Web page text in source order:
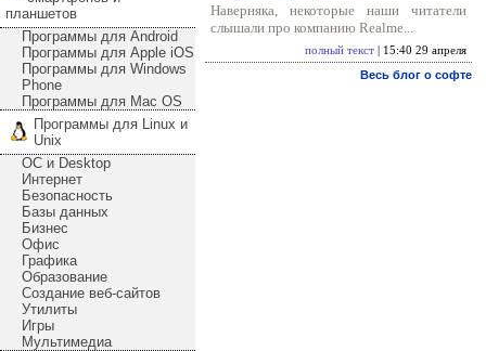
планшетов
Программы для Android
Программы для Apple iOS
Программы для Windows
Phone
Программы для Mac OS
Программы для Linux и
Unix
ОС и Desktop
Интернет
Безопасность
Базы данных
Бизнес
Офис
Графика
Образование
Создание веб-сайтов
Утилиты
Игры
Мультимедиа
Наверняка, некоторые наши читатели
слышали про компанию Realme...
полный текст | 15:40 29 апреля
Весь блог о софте